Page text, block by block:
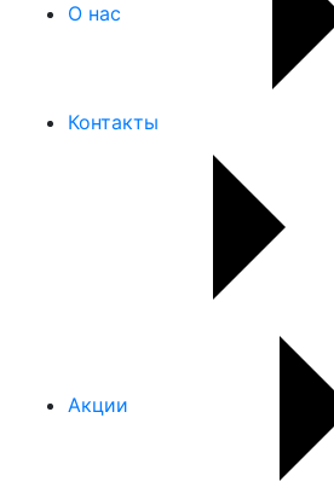
О нас
Контакты
Акции